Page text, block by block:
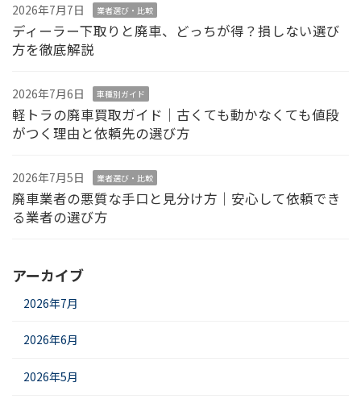
2026年7月7日 業者選び・比較
ディーラー下取りと廃車、どっちが得？損しない選び
方を徹底解説
2026年7月6日 車種別ガイド
軽トラの廃車買取ガイド｜古くても動かなくても値段
がつく理由と依頼先の選び方
2026年7月5日 業者選び・比較
廃車業者の悪質な手口と見分け方｜安心して依頼でき
る業者の選び方
アーカイブ
2026年7月
2026年6月
2026年5月